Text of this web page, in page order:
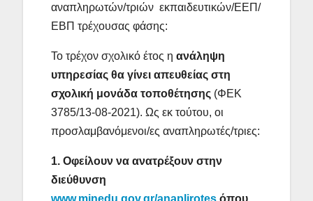
αναπληρωτών/τριών εκπαιδευτικών/ΕΕΠ/
ΕΒΠ τρέχουσας φάσης:
Το τρέχον σχολικό έτος η ανάληψη
υπηρεσίας θα γίνει απευθείας στη
σχολική μονάδα τοποθέτησης (ΦΕΚ
3785/13-08-2021). Ως εκ τούτου, οι
προσλαμβανόμενοι/ες αναπληρωτές/τριες:
1. Οφείλουν να ανατρέξουν στην
διεύθυνση
www.minedu.gov.gr/anaplirotes όπου